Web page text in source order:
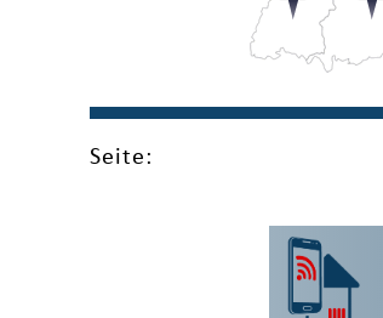
Seite: